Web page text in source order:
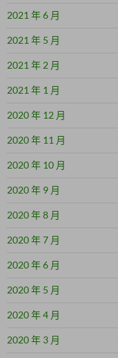
2021 年 6 月
2021 年 5 月
2021 年 2 月
2021 年 1 月
2020 年 12 月
2020 年 11 月
2020 年 10 月
2020 年 9 月
2020 年 8 月
2020 年 7 月
2020 年 6 月
2020 年 5 月
2020 年 4 月
2020 年 3 月